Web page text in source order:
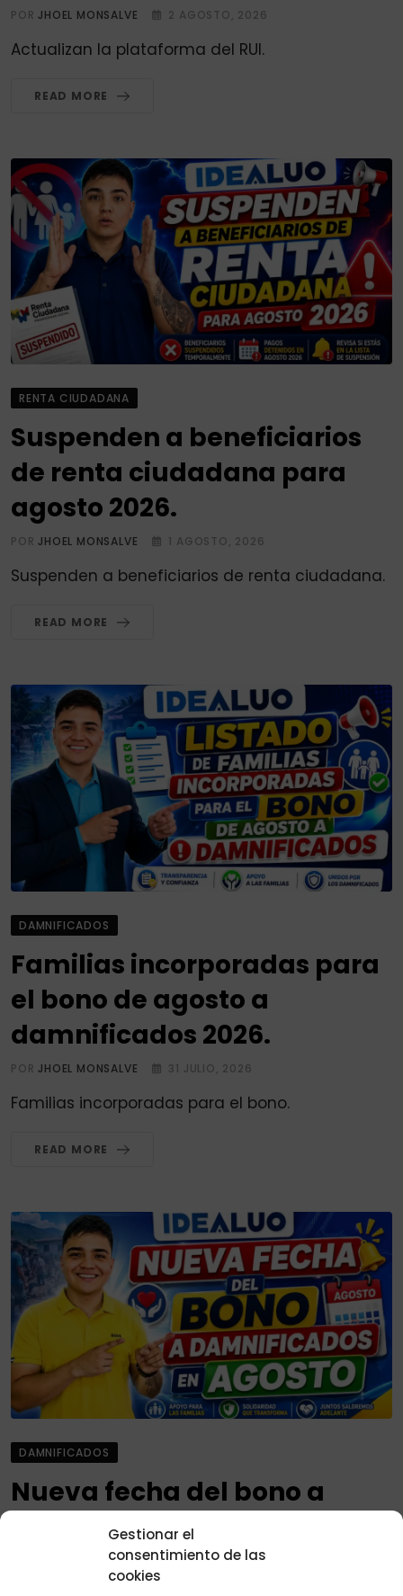
Gestionar el
consentimiento de las
cookies
PORJHOEL MONSALVE 2 AGOSTO, 2026
Actualizan la plataforma del RUI.
READ MORE
RENTA CIUDADANA
Suspenden a beneficiarios
de renta ciudadana para
agosto 2026.
PORJHOEL MONSALVE 1 AGOSTO, 2026
Suspenden a beneficiarios de renta ciudadana.
READ MORE
DAMNIFICADOS
Familias incorporadas para
el bono de agosto a
damnificados 2026.
PORJHOEL MONSALVE 31 JULIO, 2026
Familias incorporadas para el bono.
READ MORE
DAMNIFICADOS
Nueva fecha del bono a
damnificados en agosto,
consulta el siguiente ciclo